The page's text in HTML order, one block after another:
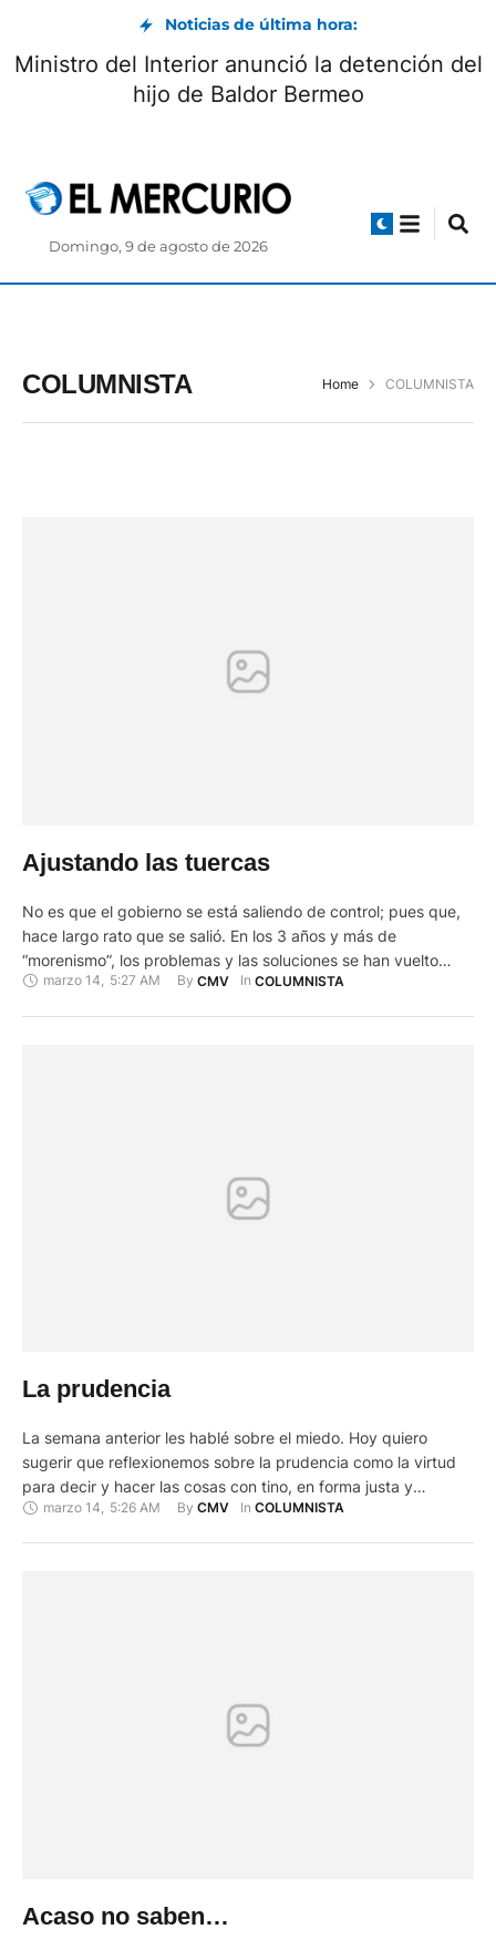
Noticias de última hora:
Ministro del Interior anunció la detención del
hijo de Baldor Bermeo
Domingo, 9 de agosto de 2026
COLUMNISTA Home COLUMNISTA
Ajustando las tuercas
No es que el gobierno se está saliendo de control; pues que,
hace largo rato que se salió. En los 3 años y más de
“morenismo”, los problemas y las soluciones se han vuelto
cada vez más complejas. Y conste que nada de lo que digo
marzo 14, 5:27 AM By CMV In COLUMNISTA
La prudencia
La semana anterior les hablé sobre el miedo. Hoy quiero
sugerir que reflexionemos sobre la prudencia como la virtud
para decir y hacer las cosas con tino, en forma justa y
adecuada, con sensatez y precaución. La amenaza del
marzo 14 5:26 AM By CMV In COLUMNISTA
Acaso no saben…